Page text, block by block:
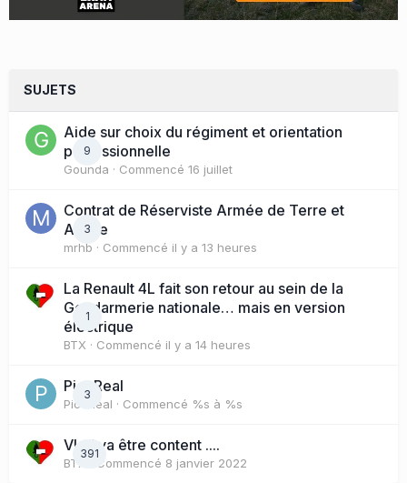
SUJETS
9
Aide sur choix du régiment et orientation
professionnelle
Gounda · Commencé 16 juillet
3
Contrat de Réserviste Armée de Terre et
Active
mrhb · Commencé il y a 13 heures
1
La Renault 4L fait son retour au sein de la
Gendarmerie nationale… mais en version
électrique
BTX · Commencé il y a 14 heures
3
PicoReal
PicoReal · Commencé %s à %s
391
Vlad va être content ....
BTX · Commencé 8 janvier 2022